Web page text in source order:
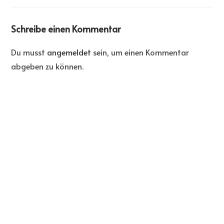
Schreibe einen Kommentar
Du musst angemeldet sein, um einen Kommentar
abgeben zu können.